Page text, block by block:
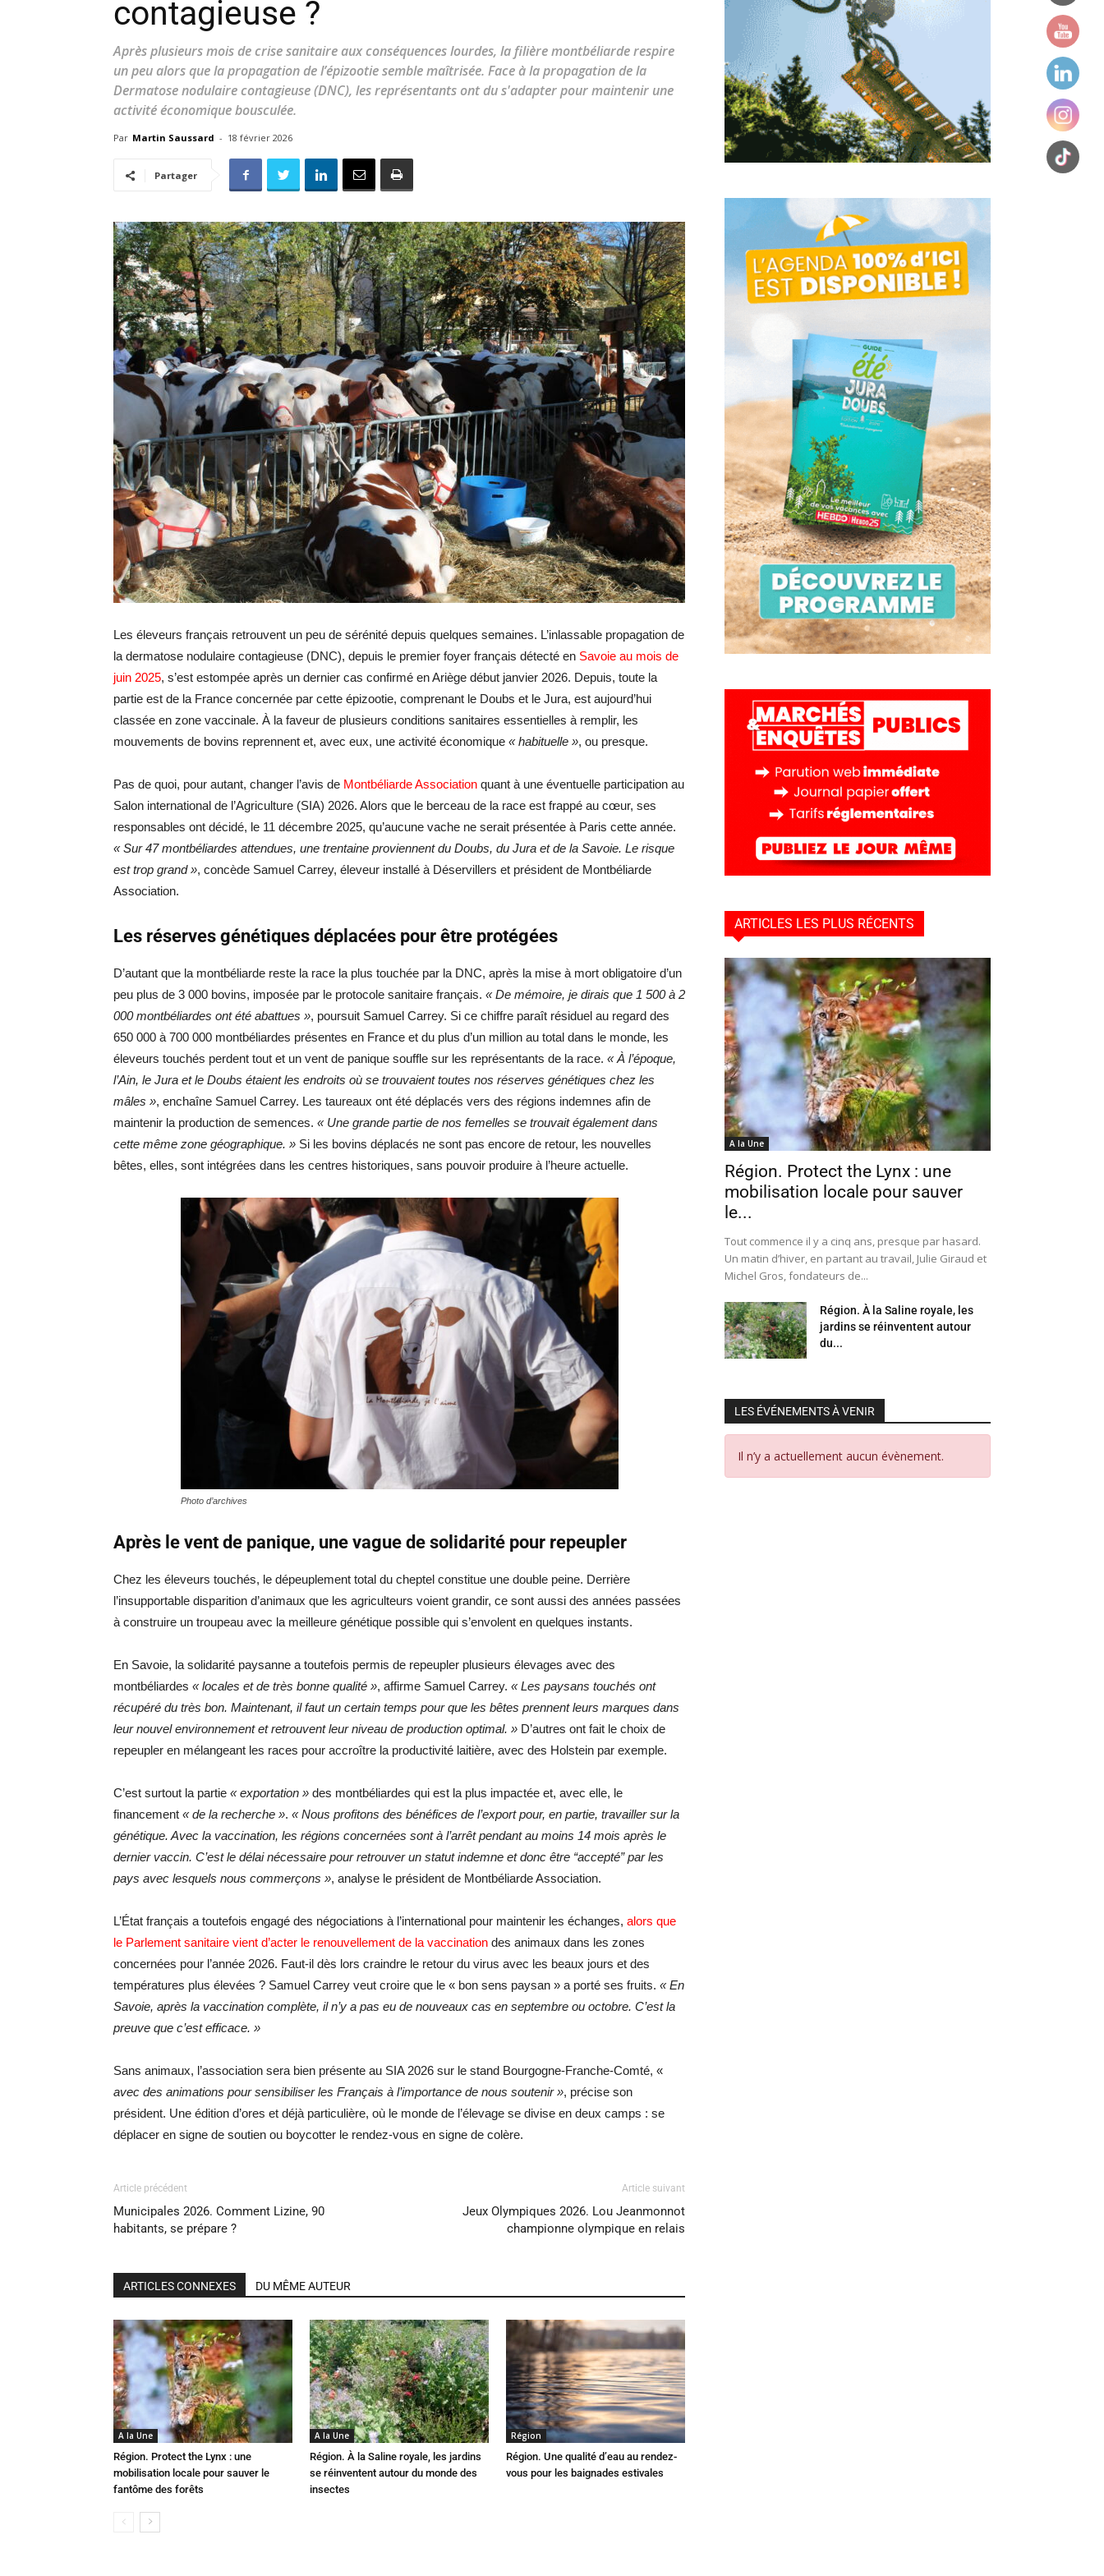
locale
–
Hebdo25
contagieuse ?
Après plusieurs mois de crise sanitaire aux conséquences lourdes, la filière montbéliarde respire
un peu alors que la propagation de l’épizootie semble maîtrisée. Face à la propagation de la
Dermatose nodulaire contagieuse (DNC), les représentants ont du s'adapter pour maintenir une
activité économique bousculée.
Par Martin Saussard - 18 février 2026
Partager
Les éleveurs français retrouvent un peu de sérénité depuis quelques semaines. L’inlassable propagation de
la dermatose nodulaire contagieuse (DNC), depuis le premier foyer français détecté en Savoie au mois de
juin 2025, s’est estompée après un dernier cas confirmé en Ariège début janvier 2026. Depuis, toute la
partie est de la France concernée par cette épizootie, comprenant le Doubs et le Jura, est aujourd’hui
classée en zone vaccinale. À la faveur de plusieurs conditions sanitaires essentielles à remplir, les
mouvements de bovins reprennent et, avec eux, une activité économique « habituelle », ou presque.
Pas de quoi, pour autant, changer l’avis de Montbéliarde Association quant à une éventuelle participation au
Salon international de l’Agriculture (SIA) 2026. Alors que le berceau de la race est frappé au cœur, ses
responsables ont décidé, le 11 décembre 2025, qu’aucune vache ne serait présentée à Paris cette année.
« Sur 47 montbéliardes attendues, une trentaine proviennent du Doubs, du Jura et de la Savoie. Le risque
est trop grand », concède Samuel Carrey, éleveur installé à Déservillers et président de Montbéliarde
Association.
Les réserves génétiques déplacées pour être protégées
D’autant que la montbéliarde reste la race la plus touchée par la DNC, après la mise à mort obligatoire d’un
peu plus de 3 000 bovins, imposée par le protocole sanitaire français. « De mémoire, je dirais que 1 500 à 2
000 montbéliardes ont été abattues », poursuit Samuel Carrey. Si ce chiffre paraît résiduel au regard des
650 000 à 700 000 montbéliardes présentes en France et du plus d’un million au total dans le monde, les
éleveurs touchés perdent tout et un vent de panique souffle sur les représentants de la race. « À l’époque,
l’Ain, le Jura et le Doubs étaient les endroits où se trouvaient toutes nos réserves génétiques chez les
mâles », enchaîne Samuel Carrey. Les taureaux ont été déplacés vers des régions indemnes afin de
maintenir la production de semences. « Une grande partie de nos femelles se trouvait également dans
cette même zone géographique. » Si les bovins déplacés ne sont pas encore de retour, les nouvelles
bêtes, elles, sont intégrées dans les centres historiques, sans pouvoir produire à l’heure actuelle.
Photo d’archives
Après le vent de panique, une vague de solidarité pour repeupler
Chez les éleveurs touchés, le dépeuplement total du cheptel constitue une double peine. Derrière
l’insupportable disparition d’animaux que les agriculteurs voient grandir, ce sont aussi des années passées
à construire un troupeau avec la meilleure génétique possible qui s’envolent en quelques instants.
En Savoie, la solidarité paysanne a toutefois permis de repeupler plusieurs élevages avec des
montbéliardes « locales et de très bonne qualité », affirme Samuel Carrey. « Les paysans touchés ont
récupéré du très bon. Maintenant, il faut un certain temps pour que les bêtes prennent leurs marques dans
leur nouvel environnement et retrouvent leur niveau de production optimal. » D’autres ont fait le choix de
repeupler en mélangeant les races pour accroître la productivité laitière, avec des Holstein par exemple.
C’est surtout la partie « exportation » des montbéliardes qui est la plus impactée et, avec elle, le
financement « de la recherche ». « Nous profitons des bénéfices de l’export pour, en partie, travailler sur la
génétique. Avec la vaccination, les régions concernées sont à l’arrêt pendant au moins 14 mois après le
dernier vaccin. C’est le délai nécessaire pour retrouver un statut indemne et donc être “accepté” par les
pays avec lesquels nous commerçons », analyse le président de Montbéliarde Association.
L’État français a toutefois engagé des négociations à l’international pour maintenir les échanges, alors que
le Parlement sanitaire vient d’acter le renouvellement de la vaccination des animaux dans les zones
concernées pour l’année 2026. Faut-il dès lors craindre le retour du virus avec les beaux jours et des
températures plus élevées ? Samuel Carrey veut croire que le « bon sens paysan » a porté ses fruits. « En
Savoie, après la vaccination complète, il n’y a pas eu de nouveaux cas en septembre ou octobre. C’est la
preuve que c’est efficace. »
Sans animaux, l’association sera bien présente au SIA 2026 sur le stand Bourgogne-Franche-Comté, «
avec des animations pour sensibiliser les Français à l’importance de nous soutenir », précise son
président. Une édition d’ores et déjà particulière, où le monde de l’élevage se divise en deux camps : se
déplacer en signe de soutien ou boycotter le rendez-vous en signe de colère.
Article précédent
Municipales 2026. Comment Lizine, 90
habitants, se prépare ?
Article suivant
Jeux Olympiques 2026. Lou Jeanmonnot
championne olympique en relais
ARTICLES CONNEXES DU MÊME AUTEUR
A la Une
Région. Protect the Lynx : une
mobilisation locale pour sauver le
fantôme des forêts
A la Une
Région. À la Saline royale, les jardins
se réinventent autour du monde des
insectes
Région
Région. Une qualité d’eau au rendez-
vous pour les baignades estivales
ARTICLES LES PLUS RÉCENTS
A la Une
Région. Protect the Lynx : une
mobilisation locale pour sauver
le...
Tout commence il y a cinq ans, presque par hasard.
Un matin d’hiver, en partant au travail, Julie Giraud et
Michel Gros, fondateurs de...
Région. À la Saline royale, les
jardins se réinventent autour
du...
LES ÉVÉNEMENTS À VENIR
Il n’y a actuellement aucun évènement.